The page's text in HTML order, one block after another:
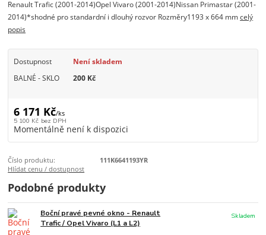
Renault Trafic (2001-2014)Opel Vivaro (2001-2014)Nissan Primastar (2001-
2014)*shodné pro standardní i dlouhý rozvor Rozměry1193 x 664 mmcelý
popis
Dostupnost
Není skladem
BALNÉ - SKLO
200 Kč
6 171 Kč/ks
5 100 Kč bez DPH
Momentálně není k dispozici
Číslo produktu:
111K6641193YR
Hlídat cenu / dostupnost
Podobné produkty
Boční pravé pevné okno - Renault
Trafic / Opel Vivaro (L1 a L2)
Skladem